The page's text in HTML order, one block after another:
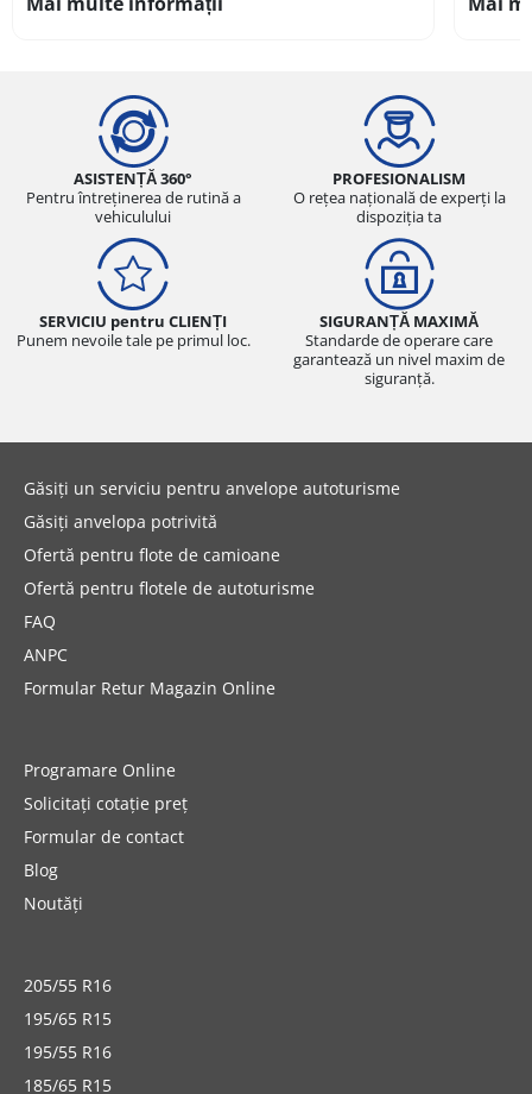
ASISTENȚĂ 360°
Pentru întreținerea de rutină a
vehiculului
PROFESIONALISM
O rețea națională de experți la
dispoziția ta
SERVICIU pentru CLIENȚI
Punem nevoile tale pe primul loc.
SIGURANȚĂ MAXIMĂ
Standarde de operare care
garantează un nivel maxim de
siguranță.
Găsiți un serviciu pentru anvelope autoturisme
Găsiți anvelopa potrivită
Ofertă pentru flote de camioane
Ofertă pentru flotele de autoturisme
FAQ
ANPC
Formular Retur Magazin Online
Programare Online
Solicitați cotație preț
Formular de contact
Blog
Noutăți
205/55 R16
195/65 R15
195/55 R16
185/65 R15